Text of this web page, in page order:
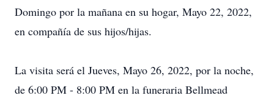
Domingo por la mañana en su hogar, Mayo 22, 2022,
en compañía de sus hijos/hijas.
La visita será el Jueves, Mayo 26, 2022, por la noche,
de 6:00 PM - 8:00 PM en la funeraria Bellmead